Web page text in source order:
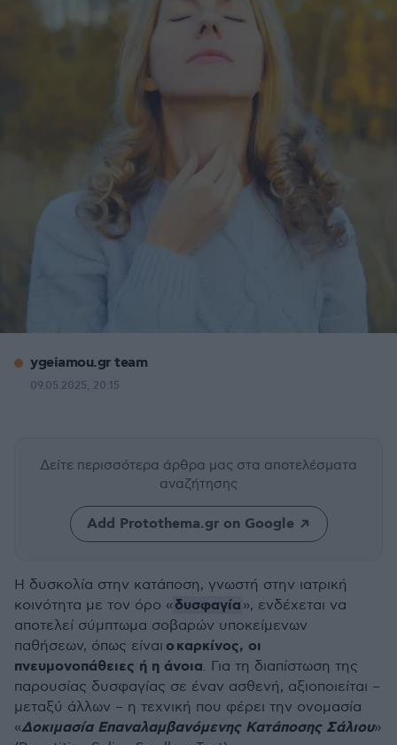
ygeiamou.gr team
09.05.2025, 20:15
Δείτε περισσότερα άρθρα μας στα αποτελέσματα
αναζήτησης
Add Protothema.gr on Google
Η δυσκολία στην κατάποση, γνωστή στην ιατρική
κοινότητα με τον όρο « δυσφαγία », ενδέχεται να
αποτελεί σύμπτωμα σοβαρών υποκείμενων
παθήσεων, όπως είναι οκαρκίνος, οι
πνευμονοπάθειες ή η άνοια. Για τη διαπίστωση της
παρουσίας δυσφαγίας σε έναν ασθενή, αξιοποιείται –
μεταξύ άλλων – η τεχνική που φέρει την ονομασία
«Δοκιμασία Επαναλαμβανόμενης Κατάποσης Σάλιου»